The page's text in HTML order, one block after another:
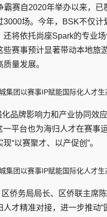
赛自2020年举办以来，
场。今年，BSK不仅
将依托尚座Spark的专业
赛事预计显著带动本地旅
量发展。
品牌影响力和产业协同效
平台也为海归人才在赛事
“以赛聚才、以产促创”。
侨务局局长、区侨联主席
才精准对接，进一步推动